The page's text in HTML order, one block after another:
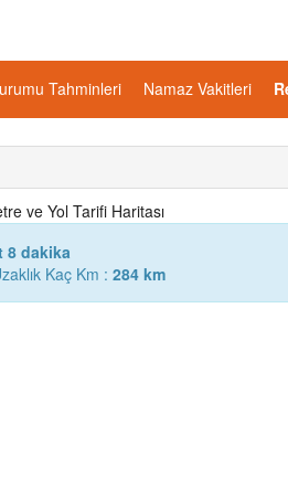
Tahminleri Namaz Vakitleri
ve Yol Tarifi Haritası
8 dakika
Kaç Km : 284 km